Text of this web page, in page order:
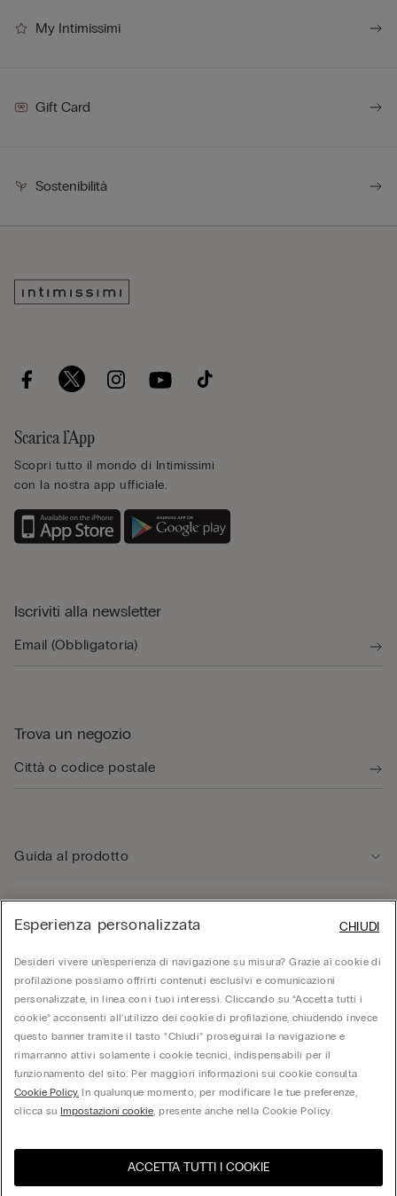
My Intimissimi
Gift Card
Sostenibilità
Scarica l’App
Scopri tutto il mondo di Intimissimi
con la nostra app ufficiale.
Iscriviti alla newsletter
Trova un negozio
Guida al prodotto
Area Legale
Corporate
© Calzedonia S.p.A | P.iva 02253210237 | Sede Legale: Malcesine (VR), Via Portici
Umberto Primo n. 5/3 | Cod. Fisc. e n.iscr. al Reg. Imprese di Verona: 01037050422 |
direzione e coordinamento di Oniverse Holding S.p.A.
Italia Italiano
Esperienza personalizzata
Desideri vivere un’esperienza di navigazione su misura? Grazie ai cookie di
profilazione possiamo offrirti contenuti esclusivi e comunicazioni
personalizzate, in linea con i tuoi interessi. Cliccando su “Accetta tutti i
cookie” acconsenti all’utilizzo dei cookie di profilazione, chiudendo invece
questo banner tramite il tasto “Chiudi” proseguirai la navigazione e
rimarranno attivi solamente i cookie tecnici, indispensabili per il
funzionamento del sito. Per maggiori informazioni sui cookie consulta
Cookie Policy. In qualunque momento, per modificare le tue preferenze,
clicca suImpostazioni cookie, presente anche nella Cookie Policy.
ACCETTA TUTTI I COOKIE
CHIUDI